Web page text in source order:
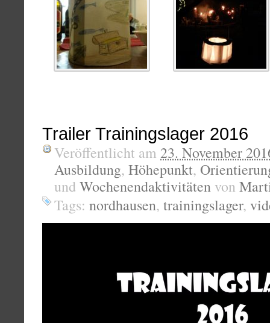
Trailer Trainingslager 2016
Veröffentlicht am 23. November
Ausbildung, Höhepunkt,
und Wochenendaktivitäten von
Tags: nordhausen, trainingslager,